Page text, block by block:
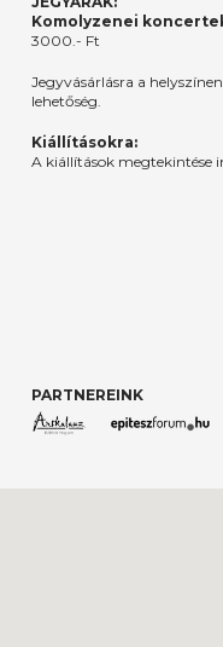
Komolyzenei
3000.- Ft
Jegyvásárlásra a helyszínen
lehetőség.
Kiállításokra:
A kiállítások megtekintése
PARTNEREINK